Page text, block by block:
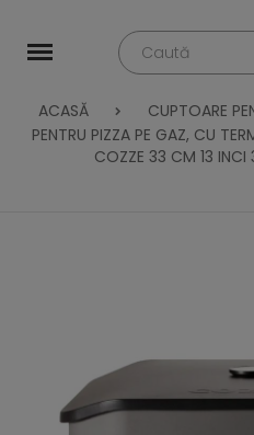
ACASĂ
CUPTOARE
PENTRU PIZZA PE GAZ, CU
COZZE 33 CM 13